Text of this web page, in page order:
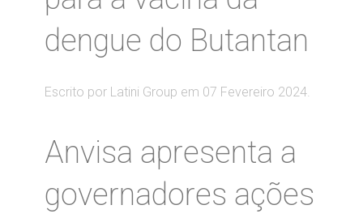
dengue do Butantan
Escrito por Latini Group em 07 Fevereiro 2024.
Anvisa apresenta a
governadores ações